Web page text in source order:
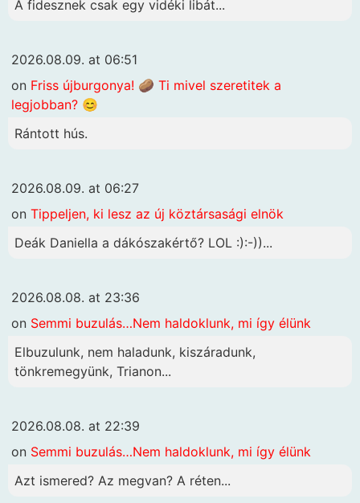
A fidesznek csak egy vidéki libát...
2026.08.09. at 06:51
on Friss újburgonya! 🥔 Ti mivel szeretitek a
legjobban? 😊
Rántott hús.
2026.08.09. at 06:27
on Tippeljen, ki lesz az új köztársasági elnök
Deák Daniella a dákószakértő? LOL :):-))...
2026.08.08. at 23:36
on Semmi buzulás…Nem haldoklunk, mi így élünk
Elbuzulunk, nem haladunk, kiszáradunk,
tönkremegyünk, Trianon...
2026.08.08. at 22:39
on Semmi buzulás…Nem haldoklunk, mi így élünk
Azt ismered? Az megvan? A réten...